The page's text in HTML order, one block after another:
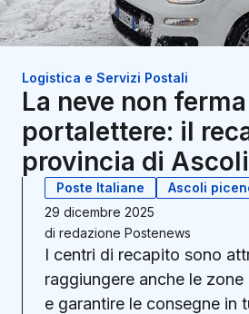
Logistica e Servizi Postali
La neve non
portalettere: il
provincia di
Poste Italiane
Ascoli
29 dicembre 2025
di redazione Postenews
I centri di recapito sono
raggiungere anche le
e garantire le consegne in